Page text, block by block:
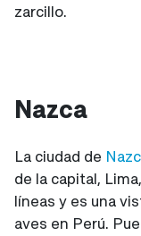
zarcillo.
Nazca
La ciudad de
de la capital,
líneas y es una
aves en Perú.